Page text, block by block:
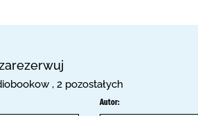
, 2 pozostałych
Autor: